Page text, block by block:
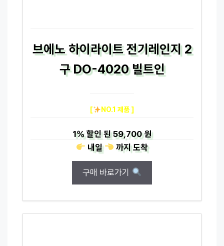
브에노 하이라이트 전기레인지 2
구 DO-4020 빌트인
[ NO.1 제품 ]
1%할인 된59,700 원
내일
까지도착
구매 바로가기